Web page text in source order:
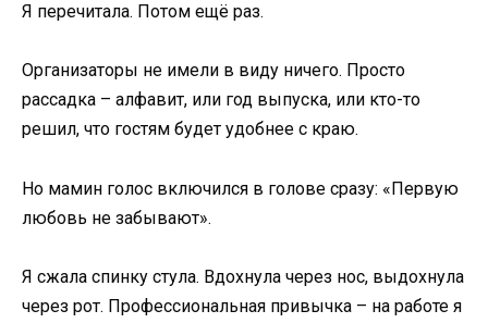
Я перечитала. Потом ещё раз.
Организаторы не имели в виду ничего. Просто
рассадка – алфавит, или год выпуска, или кто-то
решил, что гостям будет удобнее с краю.
Но мамин голос включился в голове сразу: «Первую
любовь не забывают».
Я сжала спинку стула. Вдохнула через нос, выдохнула
через рот. Профессиональная привычка – на работе я